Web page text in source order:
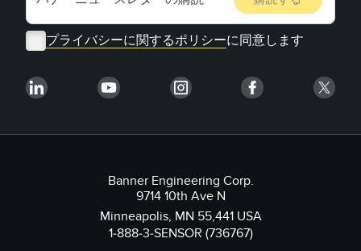
プライバシーに関するポリシーに同意します
Banner Engineering Corp.
9714 10th Ave N
Minneapolis, MN 55,441 USA
1-888-3-SENSOR (736767)